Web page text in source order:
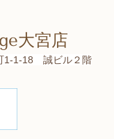
大宮店
1-1-18 誠ビル２階